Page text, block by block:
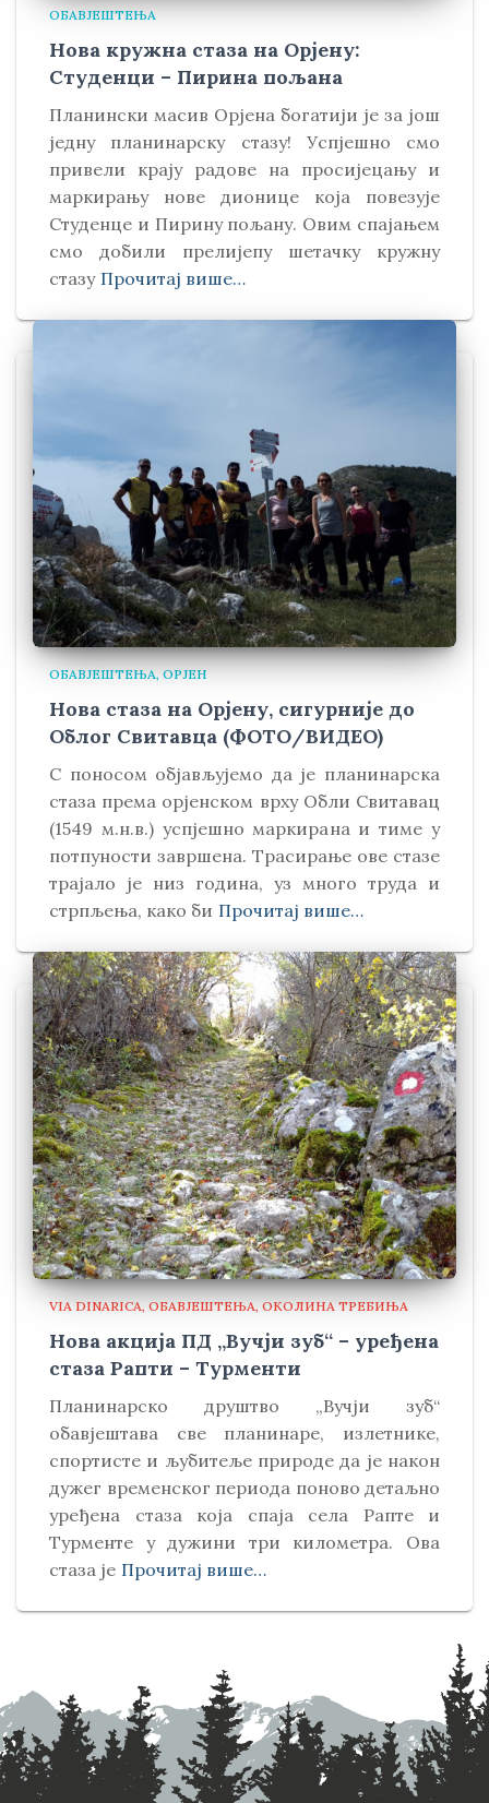
ОБАВЈЕШТЕЊА
Нова кружна стаза на Орјену:
Студенци – Пирина пољана
Планински масив Орјена богатији је за још
једну планинарску стазу! Успјешно смо
привели крају радове на просијецању и
маркирању нове дионице која повезује
Студенце и Пирину пољану. Овим спајањем
смо добили прелијепу шетачку кружну
стазу Прочитај више…
ОБАВЈЕШТЕЊА ОРЈЕН
Нова стаза на Орјену, сигурније до
Облог Свитавца (ФОТО/ВИДЕО)
С поносом објављујемо да је планинарска
стаза према орјенском врху Обли Свитавaц
(1549 м.н.в.) успјешно маркирана и тиме у
потпуности завршена. Трасирање ове стазе
трајало је низ година, уз много труда и
стрпљења, како би Прочитај више…
VIA DINARICA ОБАВЈЕШТЕЊА ОКОЛИНА ТРЕБИЊА
Нова акција ПД „Вучји зуб“ – уређена
стаза Рапти – Турменти
Планинарско друштво „Вучји зуб“
обавјештава све планинаре, излетнике,
спортисте и љубитеље природе да је након
дужег временског периода поново детаљно
уређена стаза која спаја села Рапте и
Турменте у дужини три километра. Ова
стаза је Прочитај више…